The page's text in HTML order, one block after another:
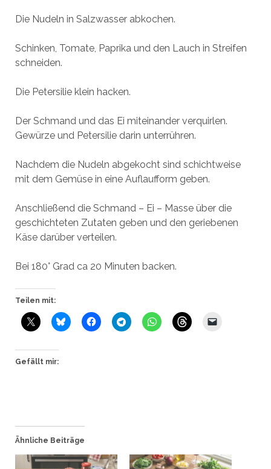
Die Nudeln in Salzwasser abkochen.
Schinken, Tomate, Paprika und den Lauch in Streifen
schneiden.
Die Petersilie klein hacken.
Der Schmand und das Ei miteinander verquirlen.
Gewürze und Petersilie darin unterrühren.
Nachdem die Nudeln abgekocht sind schichtweise
mit dem Gemüse in eine Auflaufform geben.
Anschließend die Schmand – Ei – Masse über die
geschichteten Zutaten geben und den geriebenen
Käse darüber verteilen.
Bei 180° Grad ca 20 Minuten backen.
Teilen mit:
Gefällt mir:
Ähnliche Beiträge